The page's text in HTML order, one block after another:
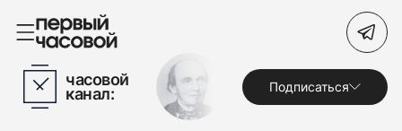
Часы
Поиск по сайту
часовой
канал: Подписаться